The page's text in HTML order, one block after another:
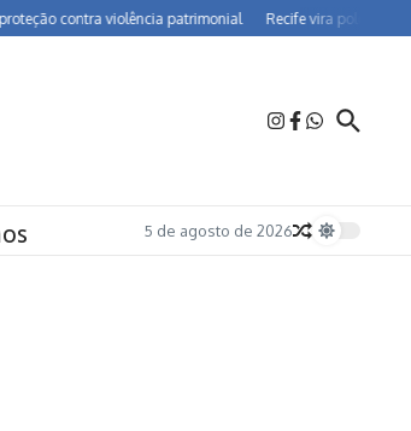
violência patrimonial Recife vira polo de
5 de agosto de 2026